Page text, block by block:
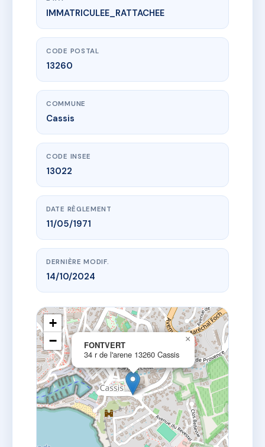
www.vme.plus/AA7058308
FONTVERT
34 r de l'arene
IMMATRICULEE_RATTACHEE
CODE POSTAL
13260
COMMUNE
Cassis
CODE INSEE
13022
DATE RÈGLEMENT
11/05/1971
DERNIÈRE MODIF.
14/10/2024
FONTVERT
34 r de l'arene 13260 Cassis
×
+
−